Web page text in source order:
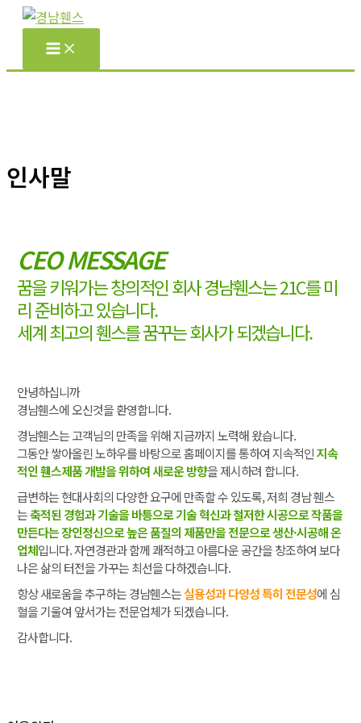
기
인사말
CEO MESSAGE
꿈을 키워가는 창의적인 회사 경남휀스는 21C를 미
리 준비하고 있습니다.
세계 최고의 휀스를 꿈꾸는 회사가 되겠습니다.
안녕하십니까
경남휀스에 오신것을 환영합니다.
경남휀스는 고객님의 만족을 위해 지금까지 노력해 왔습니다.
그동안 쌓아올린 노하우를 바탕으로 홈페이지를 통하여 지속적인지속
적인 휀스제품 개발을 위하여 새로운 방향을 제시하려 합니다.
급변하는 현대사회의 다양한 요구에 만족할 수 있도록, 저희 경남 휀스
는축적된 경험과 기술을 바틍으로 기술 혁신과 철저한 시공으로 작품을
만든다는 장인정신으로 높은 품질의 제품만을 전문으로 생산·시공해 온
업체입니다. 자연경관과 함께 쾌적하고 아름다운 공간을 창조하여 보다
나은 삶의 터전을 가꾸는 최선을 다하겠습니다.
항상 새로움을 추구하는 경남휀스는실용성과 다양성 특히 전문성에 심
혈을 기울여 앞서가는 전문업체가 되겠습니다.
감사합니다.